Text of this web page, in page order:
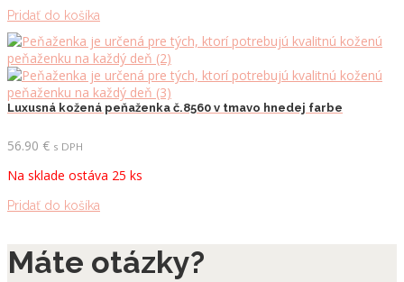
Pridať do košíka
Luxusná kožená peňaženka č.8560 v tmavo hnedej farbe
56.90 € s DPH
Na sklade ostáva 25 ks
Pridať do košíka
Máte otázky?